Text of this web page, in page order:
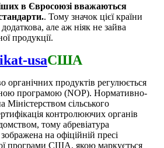
в Євросоюзі вважаються
. Тому значок цієї країни
але аж ніяк не зайва
продукції.
США
продуктів регулюється
програмою (NOP). Нормативно-
Міністерством сільського
контролюючих органів
тому абревіатура
на офіційній пресі
програми США, якою маркується